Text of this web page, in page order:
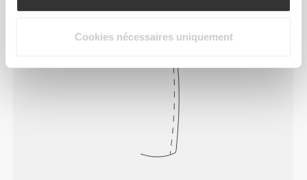
Cookies nécessaires uniquement
Regular